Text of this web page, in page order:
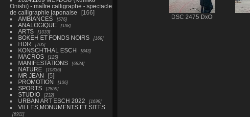
Onishi) - maître calligraphe - spectacle
de calligraphie japonaise
166
AMBIANCES
576
ANALOGIQUE 138
ARTS 1033
BOKEH ET FONDS NOIRS 169
HDR 705
KONSCHTHAL ESCH 843
MACROS 125
MANIFESTATIONS 6824
NATURE 10336
MR JEAN
5
PROMOTION
136
SPORTS 2859
STUDIO 232
URBAN ART ESCH 2022 1699
VILLES,MONUMENTS ET SITES
6911
DSC 2475 DxO